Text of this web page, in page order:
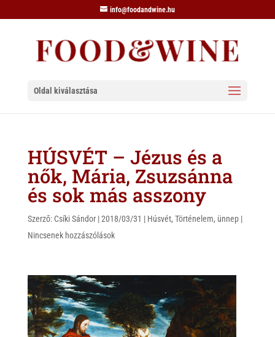
info@foodandwine.hu
Oldal kiválasztása
HÚSVÉT – Jézus és a
nők, Mária, Zsuzsánna
és sok más asszony
Szerző: Csíki Sándor|2018/03/31 | Húsvét, Történelem, ünnep|
Nincsenek hozzászólások